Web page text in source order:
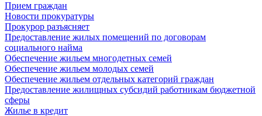
Прием граждан
Новости прокуратуры
Прокурор разъясняет
Предоставление жилых помещений по договорам
социального найма
Обеспечение жильем многодетных семей
Обеспечение жильем молодых семей
Обеспечение жильем отдельных категорий граждан
Предоставление жилищных субсидий работникам бюджетной
сферы
Жилье в кредит